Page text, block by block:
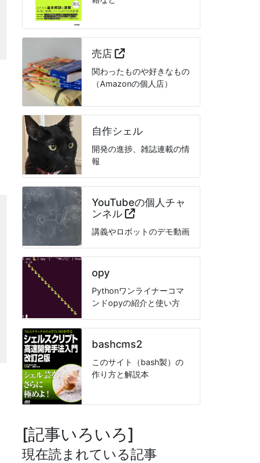
売店
関わったものや好きなもの
（Amazonの個人店）
自作シェル
開発の進捗、雑誌連載の情
報
YouTubeの個人チャ
ンネル
講義やロボットのデモ動画
opy
Pythonワンライナーコマ
ンドopyの紹介と使い方
bashcms2
このサイト（bash製）の
作り方と解説本
記事いろいろ
現在読まれている記事